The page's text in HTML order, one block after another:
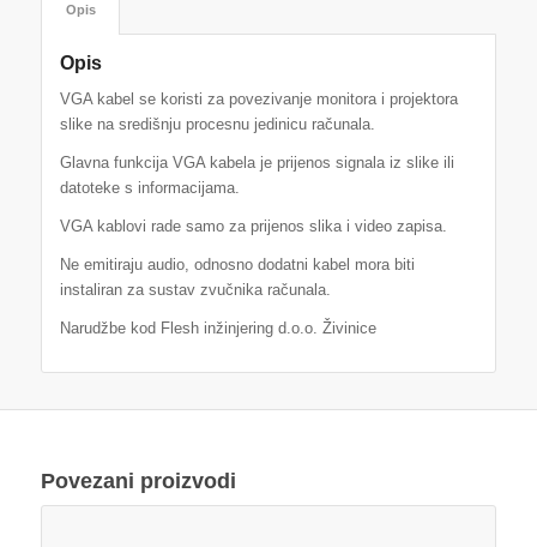
Opis
Opis
VGA kabel se koristi za povezivanje monitora i projektora
slike na središnju procesnu jedinicu računala.
Glavna funkcija VGA kabela je prijenos signala iz slike ili
datoteke s informacijama.
VGA kablovi rade samo za prijenos slika i video zapisa.
Ne emitiraju audio, odnosno dodatni kabel mora biti
instaliran za sustav zvučnika računala.
Narudžbe kod Flesh inžinjering d.o.o. Živinice
Povezani proizvodi